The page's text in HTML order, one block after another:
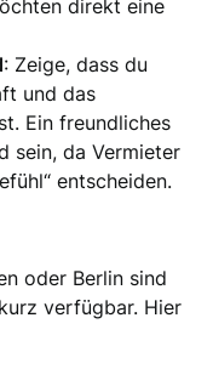
direkt eine
: Zeige, dass du
und das
Ein freundliches
sein, da Vermieter
entscheiden.
oder Berlin sind
verfügbar. Hier